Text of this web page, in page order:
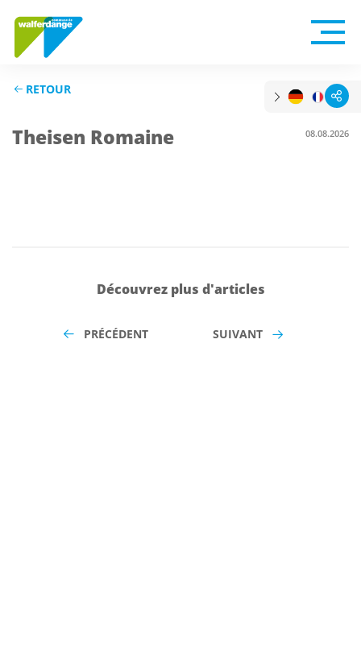
RETOUR
Theisen Romaine 08.08.2026
Découvrez plus d'articles
PRÉCÉDENT SUIVANT